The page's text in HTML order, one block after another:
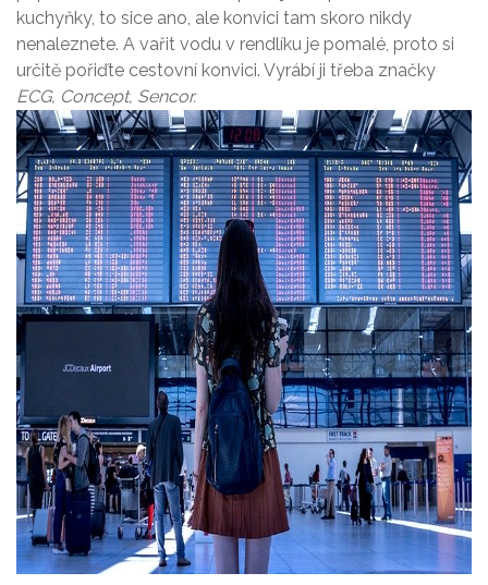
kuchyňky, to sice ano, ale konvici tam skoro nikdy
nenaleznete. A vařit vodu v rendlíku je pomalé, proto si
určitě pořiďte cestovní konvici. Vyrábí ji třeba značky
ECG, Concept, Sencor.